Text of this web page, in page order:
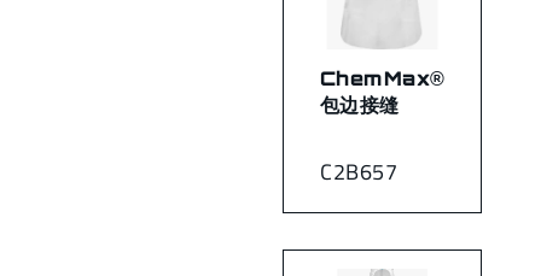
C2B657
ChemMax®
包边接缝